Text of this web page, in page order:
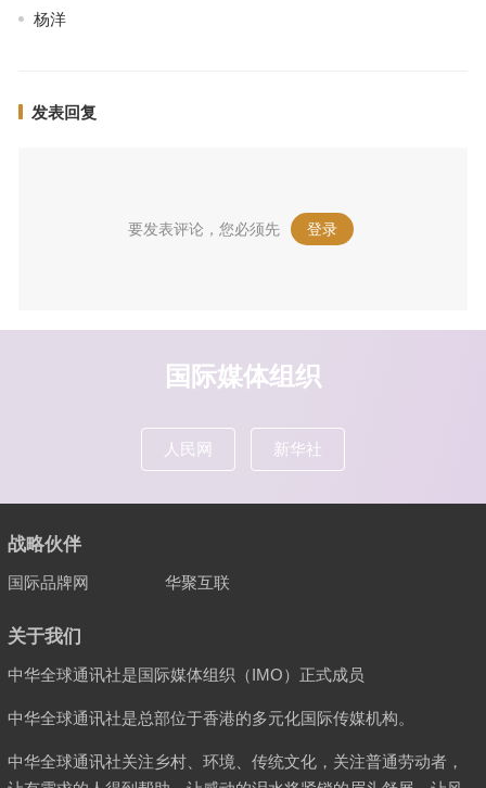
杨洋
发表回复
要发表评论，您必须先 登录 。
国际媒体组织
人民网 新华社
战略伙伴
国际品牌网 华聚互联
关于我们
中华全球通讯社是国际媒体组织（IMO）正式成员
中华全球通讯社是总部位于香港的多元化国际传媒机构。
中华全球通讯社关注乡村、环境、传统文化，关注普通劳动者，